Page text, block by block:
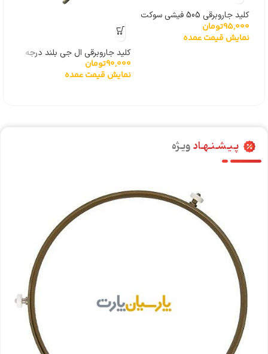
کلید جاروبرقی 505 فیشی سوکت
پایین درجه یک خارجی
95,000تومان
نمایش قیمت عمده
کلید جاروبرقی ال جی بلند درجه
یک خارجی
90,000تومان
نمایش قیمت عمده
پـیـشـنـهـادویـژه